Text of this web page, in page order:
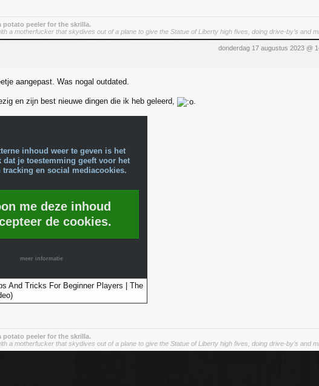
potato peeler for the skrilla.
a motherfucker that skydives out of a plane to give the Statue of Liberty high fives, doing drive-by’s and
donderdag 17 augustus 2023 @
aangepast. Was nogal outdated.
en zijn best nieuwe dingen die ik heb geleerd, .
inhoud weer te geven is het
dat je toestemming geeft voor het
tracking en social mediacookies.
me deze inhoud
de cookies.
meer informatie
And Tricks For Beginner Players | The
potato peeler for the skrilla.
a motherfucker that skydives out of a plane to give the Statue of Liberty high fives, doing drive-by’s and